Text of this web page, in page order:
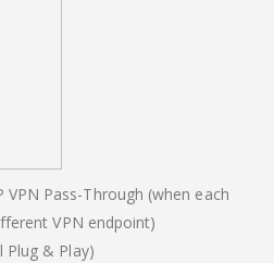
VPN Pass-Through (when each
VPN endpoint)
Plug & Play)